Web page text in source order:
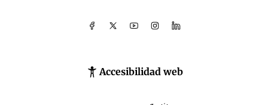
Accesibilidad web